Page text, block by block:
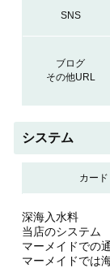
SNS
ブログ
その他URL
システム
カード
深海入水料
当店のシステム
マーメイドでの
マーメイドでは